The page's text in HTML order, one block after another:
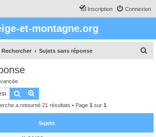
Connexion
Inscription
et-montagne.org
Rechercher Sujets sans réponse
h
Rechercher
a retourné 21 résultats • Page 1 sur 1
Sujets